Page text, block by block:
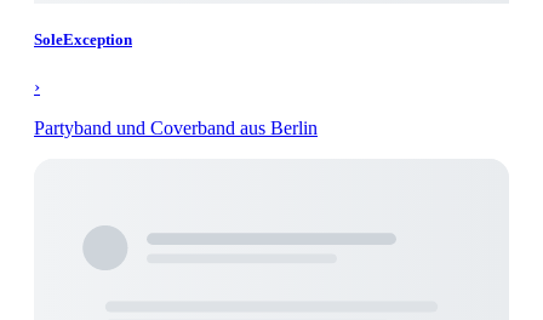
SoleException
›
Partyband und Coverband aus Berlin